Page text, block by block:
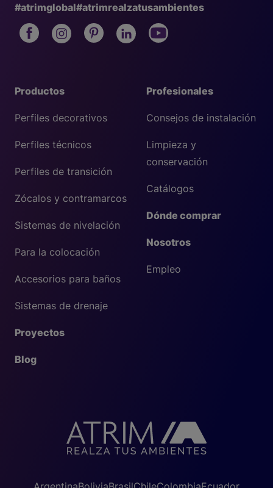
Profesionales
Consejos de instalación
Limpieza y
conservación
Catálogos
Dónde comprar
Nosotros
Empleo
Productos
Perfiles decorativos
Perfiles técnicos
Perfiles de transición
Zócalos y contramarcos
Sistemas de nivelación
Para la colocación
Accesorios para baños
Sistemas de drenaje
Proyectos
Blog
#atrimglobal#atrimrealzatusambientes